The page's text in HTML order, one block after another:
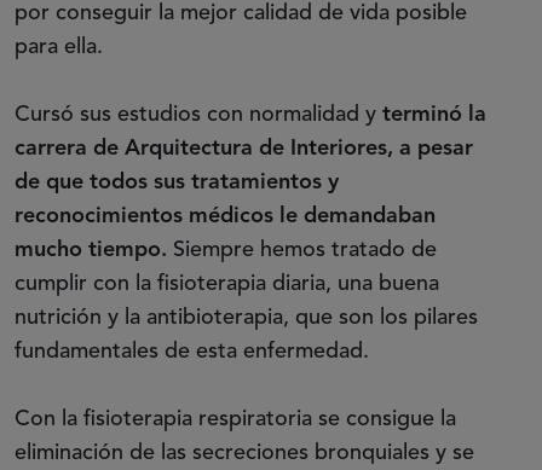
por conseguir la mejor calidad de vida posible
para ella.
Cursó sus estudios con normalidad y terminó la
carrera de Arquitectura de Interiores, a pesar
de que todos sus tratamientos y
reconocimientos médicos le demandaban
mucho tiempo. Siempre hemos tratado de
cumplir con la fisioterapia diaria, una buena
nutrición y la antibioterapia, que son los pilares
fundamentales de esta enfermedad.
Con la fisioterapia respiratoria se consigue la
eliminación de las secreciones bronquiales y se